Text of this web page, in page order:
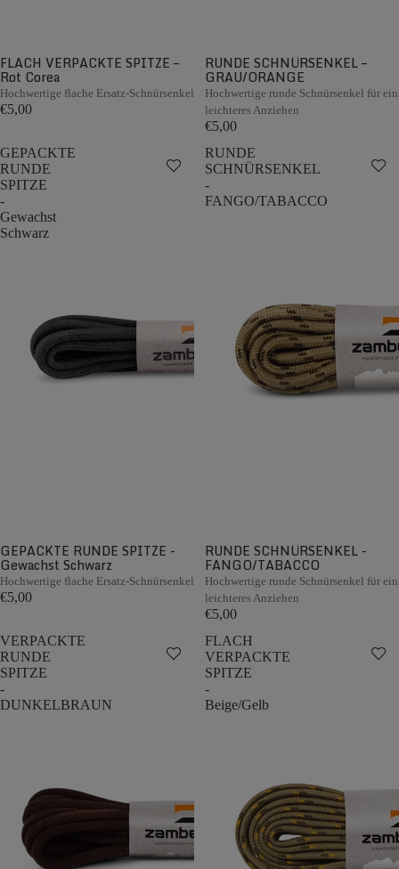
FLACH VERPACKTE SPITZE –
Rot Corea
Hochwertige flache Ersatz-Schnürsenkel
€5,00
RUNDE SCHNÜRSENKEL –
GRAU/ORANGE
Hochwertige runde Schnürsenkel für ein
leichteres Anziehen
€5,00
GEPACKTE
RUNDE
SPITZE
-
Gewachst
Schwarz
GEPACKTE RUNDE SPITZE -
Gewachst Schwarz
Hochwertige flache Ersatz-Schnürsenkel
€5,00
RUNDE
SCHNÜRSENKEL
-
FANGO/TABACCO
RUNDE SCHNÜRSENKEL -
FANGO/TABACCO
Hochwertige runde Schnürsenkel für ein
leichteres Anziehen
€5,00
VERPACKTE
RUNDE
SPITZE
-
DUNKELBRAUN
FLACH
VERPACKTE
SPITZE
-
Beige/Gelb